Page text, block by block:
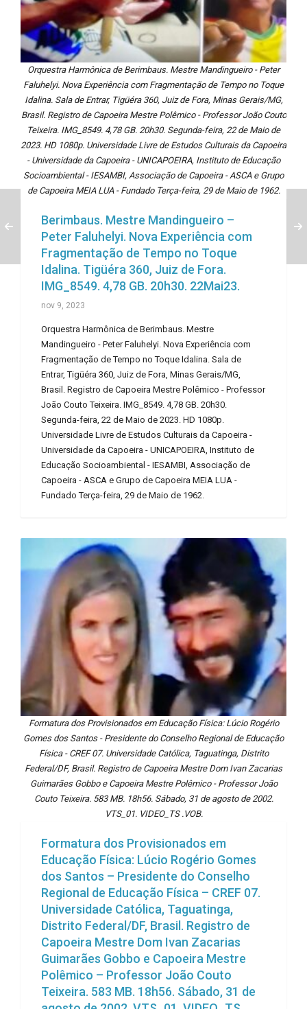
Orquestra Harmônica de Berimbaus. Mestre Mandingueiro - Peter
Faluhelyi. Nova Experiência com Fragmentação de Tempo no Toque
Idalina. Sala de Entrar, Tigüéra 360, Juiz de Fora, Minas Gerais/MG,
Brasil. Registro de Capoeira Mestre Polêmico - Professor João Couto
Teixeira. IMG_8549. 4,78 GB. 20h30. Segunda-feira, 22 de Maio de
2023. HD 1080p. Universidade Livre de Estudos Culturais da Capoeira
- Universidade da Capoeira - UNICAPOEIRA, Instituto de Educação
Socioambiental - IESAMBI, Associação de Capoeira - ASCA e Grupo
de Capoeira MEIA LUA - Fundado Terça-feira, 29 de Maio de 1962.
Berimbaus. Mestre Mandingueiro –
Peter Faluhelyi. Nova Experiência com
Fragmentação de Tempo no Toque
Idalina. Tigüéra 360, Juiz de Fora.
IMG_8549. 4,78 GB. 20h30. 22Mai23.
nov 9, 2023
Orquestra Harmônica de Berimbaus. Mestre
Mandingueiro - Peter Faluhelyi. Nova Experiência com
Fragmentação de Tempo no Toque Idalina. Sala de
Entrar, Tigüéra 360, Juiz de Fora, Minas Gerais/MG,
Brasil. Registro de Capoeira Mestre Polêmico - Professor
João Couto Teixeira. IMG_8549. 4,78 GB. 20h30.
Segunda-feira, 22 de Maio de 2023. HD 1080p.
Universidade Livre de Estudos Culturais da Capoeira -
Universidade da Capoeira - UNICAPOEIRA, Instituto de
Educação Socioambiental - IESAMBI, Associação de
Capoeira - ASCA e Grupo de Capoeira MEIA LUA -
Fundado Terça-feira, 29 de Maio de 1962.
Formatura dos Provisionados em Educação Física: Lúcio Rogério
Gomes dos Santos - Presidente do Conselho Regional de Educação
Física - CREF 07. Universidade Católica, Taguatinga, Distrito
Federal/DF, Brasil. Registro de Capoeira Mestre Dom Ivan Zacarias
Guimarães Gobbo e Capoeira Mestre Polêmico - Professor João
Couto Teixeira. 583 MB. 18h56. Sábado, 31 de agosto de 2002.
VTS_01. VIDEO_TS .VOB.
Formatura dos Provisionados em
Educação Física: Lúcio Rogério Gomes
dos Santos – Presidente do Conselho
Regional de Educação Física – CREF 07.
Universidade Católica, Taguatinga,
Distrito Federal/DF, Brasil. Registro de
Capoeira Mestre Dom Ivan Zacarias
Guimarães Gobbo e Capoeira Mestre
Polêmico – Professor João Couto
Teixeira. 583 MB. 18h56. Sábado, 31 de